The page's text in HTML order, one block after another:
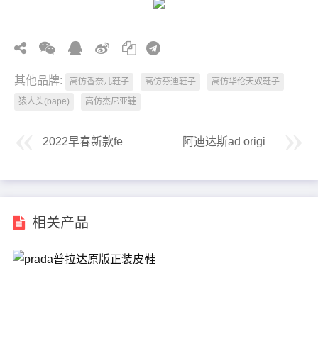
其他品牌: 高仿香奈儿鞋子 高仿芬迪鞋子
高仿华伦天奴鞋子
猿人头(bape)
高仿杰尼亚鞋
相关产品